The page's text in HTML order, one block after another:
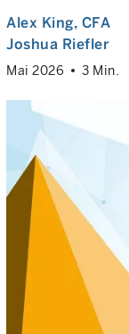
Alex King, CFA
Joshua Riefler
Mai 2026 3 Min.